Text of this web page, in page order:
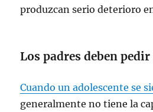
produzcan serio deterioro
Los padres deben pedir
Cuando un adolescente se
generalmente no tiene la